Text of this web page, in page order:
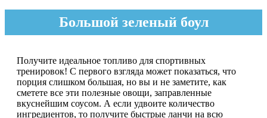
Большой зеленый боул
Получите идеальное топливо для спортивных
тренировок! С первого взгляда может показаться, что
порция слишком большая, но вы и не заметите, как
сметете все эти полезные овощи, заправленные
вкуснейшим соусом. А если удвоите количество
ингредиентов, то получите быстрые ланчи на всю